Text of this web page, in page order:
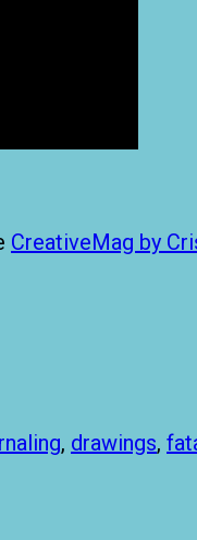
CreativeMag by
, drawings,